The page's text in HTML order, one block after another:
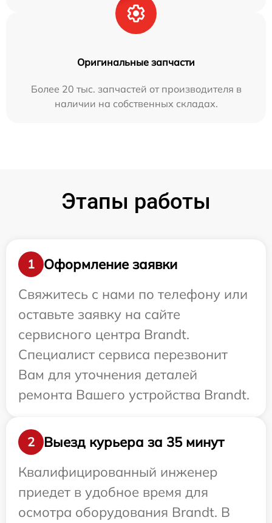
Оригинальные запчасти
Более 20 тыс. запчастей от производителя в
наличии на собственных складах.
Этапы работы
1
Оформление заявки
Свяжитесь с нами по телефону или
оставьте заявку на сайте
сервисного центра Brandt.
Специалист сервиса перезвонит
Вам для уточнения деталей
ремонта Вашего устройства Brandt.
2
Выезд курьера за 35 минут
Квалифицированный инженер
приедет в удобное время для
осмотра оборудования Brandt. В